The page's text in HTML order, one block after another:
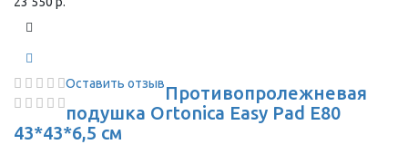
Оставить отзывПротивопролежневая
подушка Ortonica Easy Pad E80
43*43*6,5 см